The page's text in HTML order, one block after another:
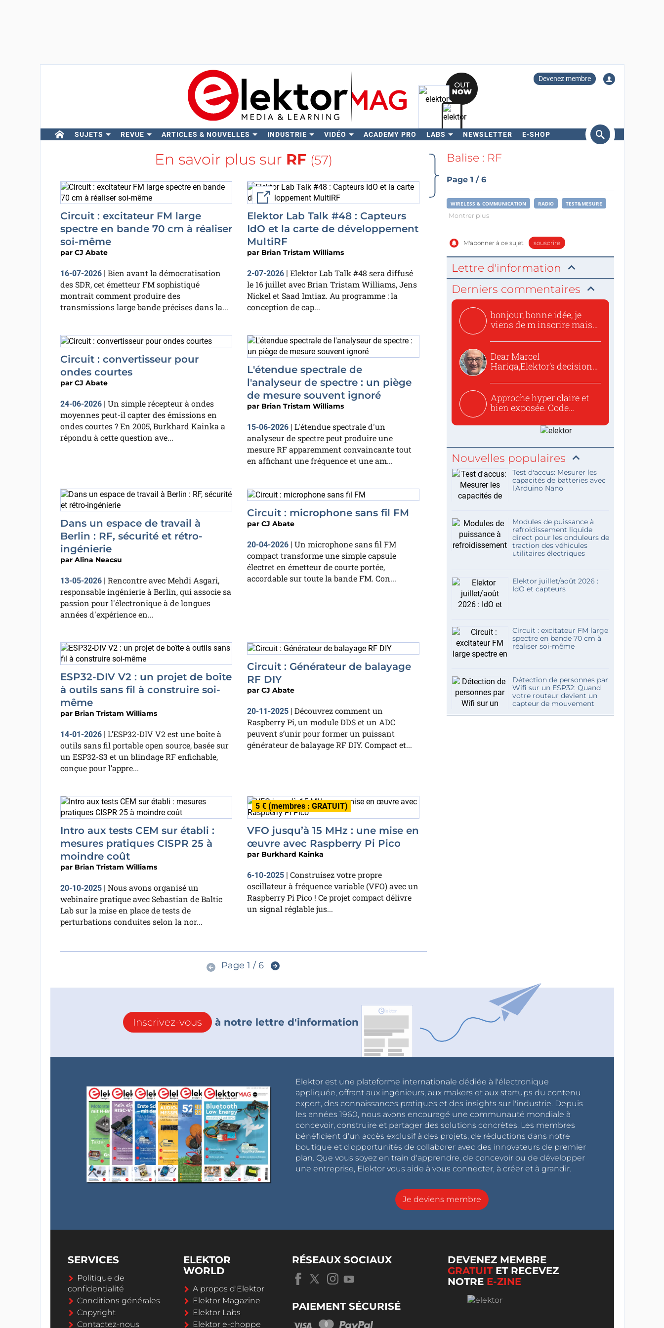
Devenez membre
SUJETS REVUE ARTICLES & NOUVELLES INDUSTRIE VIDÉO ACADEMY PRO LABS NEWSLETTER E-SHOP
Rechercher
En savoir plus sur RF (57)
Circuit : excitateur FM large
spectre en bande 70 cm à réaliser
soi-même
par CJ Abate
16-07-2026| Bien avant la démocratisation
des SDR, cet émetteur FM sophistiqué
montrait comment produire des
transmissions large bande précises dans la...
External link
Elektor Lab Talk #48 : Capteurs
IdO et la carte de développement
MultiRF
par Brian Tristam Williams
2-07-2026 | Elektor Lab Talk #48 sera diffusé
le 16 juillet avec Brian Tristam Williams, Jens
Nickel et Saad Imtiaz. Au programme : la
conception de cap...
Circuit : convertisseur pour
ondes courtes
par CJ Abate
24-06-2026| Un simple récepteur à ondes
moyennes peut-il capter des émissions en
ondes courtes ? En 2005, Burkhard Kainka a
répondu à cette question ave...
L'étendue spectrale de
l'analyseur de spectre : un piège
de mesure souvent ignoré
par Brian Tristam Williams
15-06-2026 | L'étendue spectrale d'un
analyseur de spectre peut produire une
mesure RF apparemment convaincante tout
en affichant une fréquence et une am...
Dans un espace de travail à
Berlin : RF, sécurité et rétro-
ingénierie
par Alina Neacsu
13-05-2026| Rencontre avec Mehdi Asgari,
responsable ingénierie à Berlin, qui associe sa
passion pour l'électronique à de longues
années d'expérience en...
Circuit : microphone sans fil FM
par CJ Abate
20-04-2026 | Un microphone sans fil FM
compact transforme une simple capsule
électret en émetteur de courte portée,
accordable sur toute la bande FM. Con...
ESP32-DIV V2 : un projet de boîte
à outils sans fil à construire soi-
même
par Brian Tristam Williams
14-01-2026| L’ESP32-DIV V2 est une boîte à
outils sans fil portable open source, basée sur
un ESP32-S3 et un blindage RF enfichable,
conçue pour l’appre...
Circuit : Générateur de balayage
RF DIY
par CJ Abate
20-11-2025 | Découvrez comment un
Raspberry Pi, un module DDS et un ADC
peuvent s’unir pour former un puissant
générateur de balayage RF DIY. Compact et...
Intro aux tests CEM sur établi :
mesures pratiques CISPR 25 à
moindre coût
par Brian Tristam Williams
20-10-2025| Nous avons organisé un
webinaire pratique avec Sebastian de Baltic
Lab sur la mise en place de tests de
perturbations conduites selon la nor...
5 € (membres : GRATUIT)
VFO jusqu’à 15 MHz : une mise en
œuvre avec Raspberry Pi Pico
par Burkhard Kainka
6-10-2025 | Construisez votre propre
oscillateur à fréquence variable (VFO) avec un
Raspberry Pi Pico ! Ce projet compact délivre
un signal réglable jus...
Page 1 / 6
Balise : RF
Page 1 / 6
WIRELESS & COMMUNICATION RADIO TEST&MESURE
Montrer plus
M'abonner à ce sujet souscrire
Lettre d'information
Derniers commentaires
bonjour, bonne idée, je
viens de m inscrire mais
Dear Marcel
Hariga,Elektor’s decision
Approche hyper claire et
bien exposée. Code
Nouvelles populaires
Test d'accus: Mesurer les
capacités de batteries avec
l'Arduino Nano
Modules de puissance à
refroidissement liquide
direct pour les onduleurs de
traction des véhicules
utilitaires électriques
Elektor juillet/août 2026 :
IdO et capteurs
Circuit : excitateur FM large
spectre en bande 70 cm à
réaliser soi-même
Détection de personnes par
Wifi sur un ESP32: Quand
votre routeur devient un
capteur de mouvement
Inscrivez-vous à notre lettre d'information
Elektor est une plateforme internationale dédiée à l'électronique
appliquée, offrant aux ingénieurs, aux makers et aux startups du contenu
expert, des connaissances pratiques et des insights sur l'industrie. Depuis
les années 1960, nous avons encouragé une communauté mondiale à
concevoir, construire et partager des solutions concrètes. Les membres
bénéficient d'un accès exclusif à des projets, de réductions dans notre
boutique et d'opportunités de collaborer avec des innovateurs de premier
plan. Que vous soyez en train d'apprendre, de concevoir ou de développer
une entreprise, Elektor vous aide à vous connecter, à créer et à grandir.
Je deviens membre
SERVICES
Politique de
confidentialité
Conditions générales
Copyright
Contactez-nous
ELEKTOR
WORLD
A propos d'Elektor
Elektor Magazine
Elektor Labs
Elektor e-choppe
RÉSEAUX SOCIAUX
PAIEMENT SÉCURISÉ
DEVENEZ MEMBRE
GRATUITET RECEVEZ
NOTRE E-ZINE